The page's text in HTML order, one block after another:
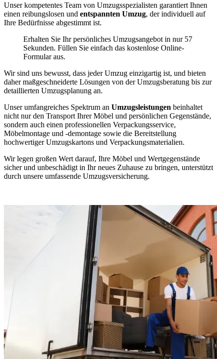
Unser kompetentes Team von Umzugsspezialisten garantiert Ihnen
einen reibungslosen und entspannten Umzug, der individuell auf
Ihre Bedürfnisse abgestimmt ist.
Erhalten Sie Ihr persönliches Umzugsangebot in nur 57
Sekunden. Füllen Sie einfach das kostenlose Online-
Formular aus.
Wir sind uns bewusst, dass jeder Umzug einzigartig ist, und bieten
daher maßgeschneiderte Lösungen von der Umzugsberatung bis zur
detaillierten Umzugsplanung an.
Unser umfangreiches Spektrum an Umzugsleistungen beinhaltet
nicht nur den Transport Ihrer Möbel und persönlichen Gegenstände,
sondern auch einen professionellen Verpackungsservice,
Möbelmontage und -demontage sowie die Bereitstellung
hochwertiger Umzugskartons und Verpackungsmaterialien.
Wir legen großen Wert darauf, Ihre Möbel und Wertgegenstände
sicher und unbeschädigt in Ihr neues Zuhause zu bringen, unterstützt
durch unsere umfassende Umzugsversicherung.